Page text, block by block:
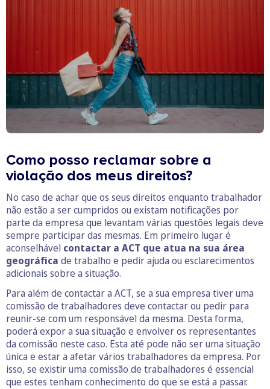
Como posso reclamar sobre a
violação dos meus direitos?
No caso de achar que os seus direitos enquanto trabalhador
não estão a ser cumpridos ou existam notificações por
parte da empresa que levantam várias questões legais deve
sempre participar das mesmas. Em primeiro lugar é
aconselhável contactar a ACT que atua na sua área
geográfica de trabalho e pedir ajuda ou esclarecimentos
adicionais sobre a situação.
Para além de contactar a ACT, se a sua empresa tiver uma
comissão de trabalhadores deve contactar ou pedir para
reunir-se com um responsável da mesma. Desta forma,
poderá expor a sua situação e envolver os representantes
da comissão neste caso. Esta até pode não ser uma situação
única e estar a afetar vários trabalhadores da empresa. Por
isso, se existir uma comissão de trabalhadores é essencial
que estes tenham conhecimento do que se está a passar.